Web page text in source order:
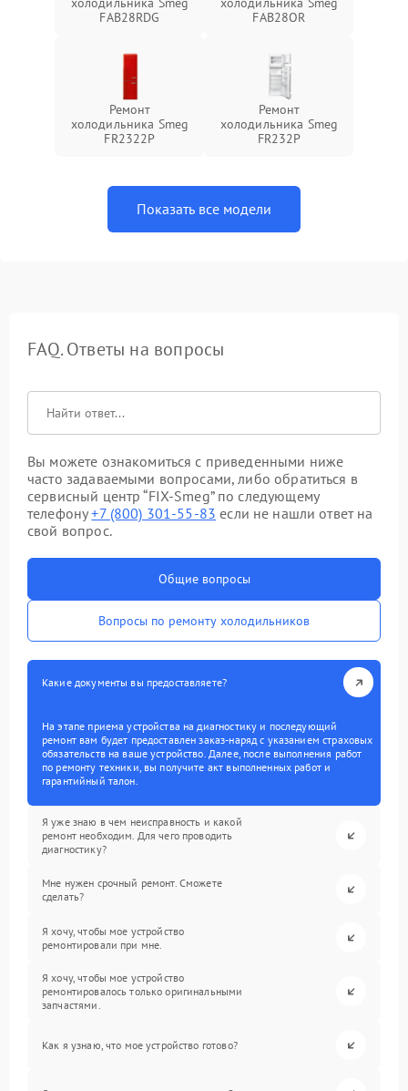
FAB28RDG
FAB28OR
Ремонт
холодильника Smeg
FR2322P
Ремонт
холодильника Smeg
FR232P
Показать все модели
FAQ. Ответы на вопросы
Вы можете ознакомиться с приведенными ниже
часто задаваемыми вопросами, либо обратиться в
сервисный центр “FIX-Smeg” по следующему
телефону+7 (800) 301-55-83 если не нашли ответ на
свой вопрос.
Общие вопросы
Вопросы по ремонту холодильников
Какие документы вы предоставляете?
На этапе приема устройства на диагностику и последующий
ремонт вам будет предоставлен заказ-наряд с указанием страховых
обязательств на ваше устройство. Далее, после выполнения работ
по ремонту техники, вы получите акт выполненных работ и
гарантийный талон.
Я уже знаю в чем неисправность и какой
ремонт необходим. Для чего проводить
диагностику?
Мне нужен срочный ремонт. Сможете
сделать?
Я хочу, чтобы мое устройство
ремонтировали при мне.
Я хочу, чтобы мое устройство
ремонтировалось только оригинальными
запчастями.
Как я узнаю, что мое устройство готово?